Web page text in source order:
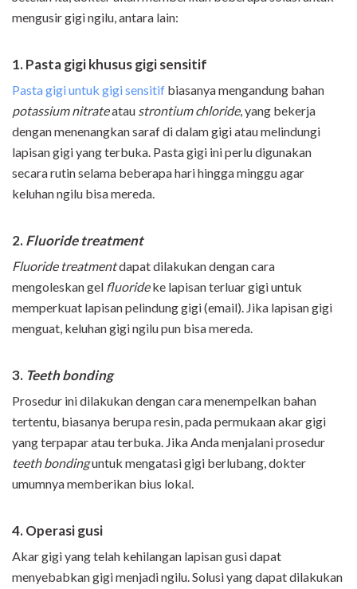
mengusir gigi ngilu, antara lain:
1. Pasta gigi khusus gigi sensitif
Pasta gigi untuk gigi sensitif biasanya mengandung bahan
potassium nitrateatau strontium chloride, yang bekerja
dengan menenangkan saraf di dalam gigi atau melindungi
lapisan gigi yang terbuka. Pasta gigi ini perlu digunakan
secara rutin selama beberapa hari hingga minggu agar
keluhan ngilu bisa mereda.
2.Fluoride treatment
Fluoride treatmentdapat dilakukan dengan cara
mengoleskan gel fluorideke lapisan terluar gigi untuk
memperkuat lapisan pelindung gigi (email). Jika lapisan gigi
menguat, keluhan gigi ngilu pun bisa mereda.
3. Teeth bonding
Prosedur ini dilakukan dengan cara menempelkan bahan
tertentu, biasanya berupa resin, pada permukaan akar gigi
yang terpapar atau terbuka. Jika Anda menjalani prosedur
teeth bondinguntuk mengatasi gigi berlubang, dokter
umumnya memberikan bius lokal.
4. Operasi gusi
Akar gigi yang telah kehilangan lapisan gusi dapat
menyebabkan gigi menjadi ngilu. Solusi yang dapat dilakukan